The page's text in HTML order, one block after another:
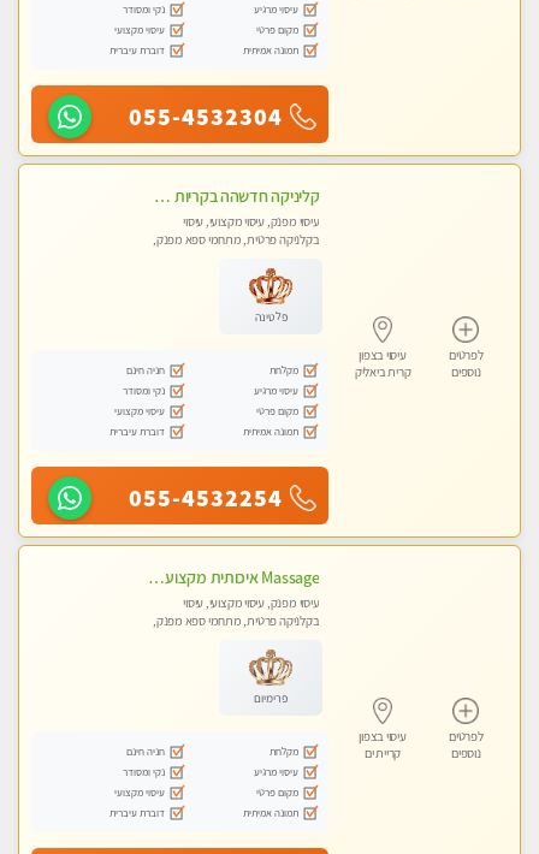
עיסוי מרגיע
נקי ומסודר
מקום פרטי
עיסוי מקצועי
תמונה אמיתית
דוברת עיברית
055-4532304
לפרטים
נוספים
עיסוי בצפון
קרית ביאליק
קליניקה חדשהה בקריות מעסה איכותית מפנקת ומקצועית מאוד+נשים +זוגות
עיסוי מפנק, עיסוי מקצועי, עיסוי
בקלניקה פרטית, מתחמי ספא מפנק,
לנשים בלבד
פלטינה
מקלחת
חניה חינם
עיסוי מרגיע
נקי ומסודר
מקום פרטי
עיסוי מקצועי
תמונה אמיתית
דוברת עיברית
055-4532254
לפרטים
נוספים
עיסוי בצפון
קריית ים
Massage איכותית מקצועית ומפנקת- ללא מין !!
עיסוי מפנק, עיסוי מקצועי, עיסוי
בקלניקה פרטית, מתחמי ספא מפנק,
פרימיום
מקלחת
חניה חינם
עיסוי מרגיע
נקי ומסודר
מקום פרטי
עיסוי מקצועי
תמונה אמיתית
דוברת עיברית